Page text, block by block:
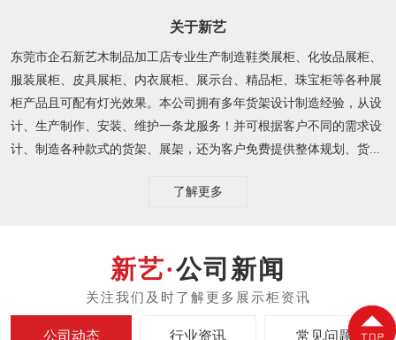
关于新艺
东莞市企石新艺木制品加工店专业生产制造鞋类展柜、化妆品展柜、
服装展柜、皮具展柜、内衣展柜、展示台、精品柜、珠宝柜等各种展
柜产品且可配有灯光效果。本公司拥有多年货架设计制造经验，从设
计、生产制作、安装、维护一条龙服务！并可根据客户不同的需求设
计、制造各种款式的货架、展架，还为客户免费提供整体规划、货...
了解更多
公司新闻
公司动态 行业资讯 常见问题